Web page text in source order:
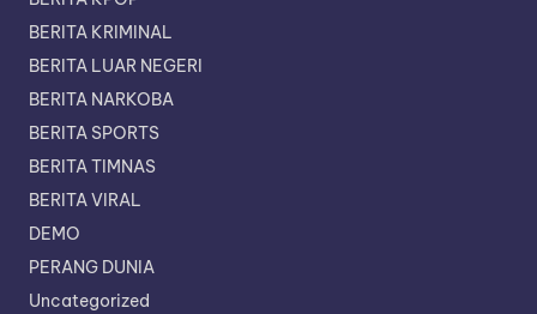
BERITA KRIMINAL
BERITA LUAR NEGERI
BERITA NARKOBA
BERITA SPORTS
BERITA TIMNAS
BERITA VIRAL
DEMO
PERANG DUNIA
Uncategorized